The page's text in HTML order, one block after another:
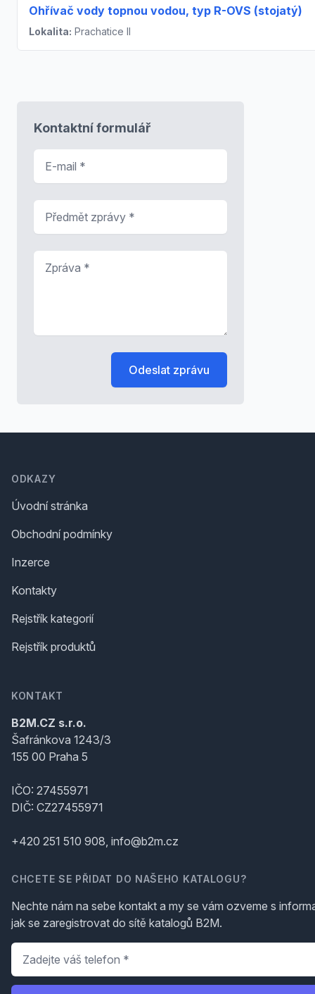
Ohřívač vody topnou vodou, typ R-OVS (stojatý)
Lokalita: Prachatice II
Kontaktní formulář
Odeslat zprávu
ODKAZY
Úvodní stránka
Obchodní podmínky
Inzerce
Kontakty
Rejstřík kategorií
Rejstřík produktů
KONTAKT
B2M.CZ s.r.o.
Šafránkova 1243/3
155 00 Praha 5
IČO: 27455971
DIČ: CZ27455971
+420 251 510 908, info@b2m.cz
CHCETE SE PŘIDAT DO NAŠEHO KATALOGU?
Nechte nám na sebe kontakt a my se vám ozveme s
jak se zaregistrovat do sítě katalogů B2M.
Telefon